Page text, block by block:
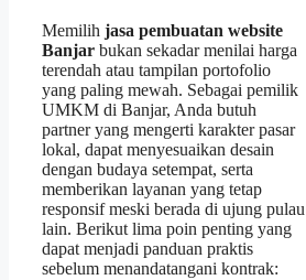
Memilih jasa pembuatan website
Banjar bukan sekadar menilai harga
terendah atau tampilan portofolio
yang paling mewah. Sebagai pemilik
UMKM di Banjar, Anda butuh
partner yang mengerti karakter pasar
lokal, dapat menyesuaikan desain
dengan budaya setempat, serta
memberikan layanan yang tetap
responsif meski berada di ujung pulau
lain. Berikut lima poin penting yang
dapat menjadi panduan praktis
sebelum menandatangani kontrak: